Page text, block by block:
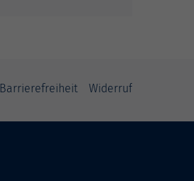
Barrierefreiheit Widerruf